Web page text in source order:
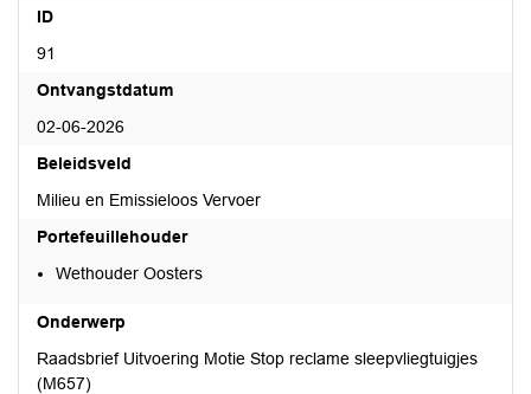
ID
91
Ontvangstdatum
02-06-2026
Beleidsveld
Milieu en Emissieloos Vervoer
Portefeuillehouder
Wethouder Oosters
Onderwerp
Raadsbrief Uitvoering Motie Stop reclame sleepvliegtuigjes
(M657)